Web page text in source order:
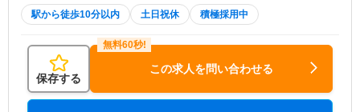
駅から徒歩10分以内 土日祝休 積極採用中
保存する
この求人を問い合わせる